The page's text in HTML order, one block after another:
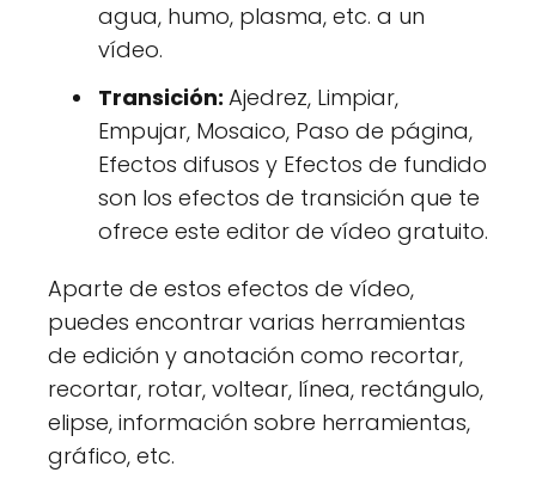
agua, humo, plasma, etc. a un
vídeo.
Transición: Ajedrez, Limpiar,
Empujar, Mosaico, Paso de página,
Efectos difusos y Efectos de fundido
son los efectos de transición que te
ofrece este editor de vídeo gratuito.
Aparte de estos efectos de vídeo,
puedes encontrar varias herramientas
de edición y anotación como recortar,
recortar, rotar, voltear, línea, rectángulo,
elipse, información sobre herramientas,
gráfico, etc.